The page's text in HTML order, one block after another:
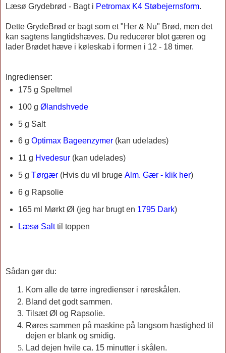
Læsø Grydebrød - Bagt i Petromax K4 Støbejernsform.
Dette GrydeBrød er bagt som et "Her & Nu" Brød, men det
kan sagtens langtidshæves. Du reducerer blot gæren og
lader Brødet hæve i køleskab i formen i 12 - 18 timer.
Ingredienser:
175 g Speltmel
100 g Ølandshvede
5 g Salt
6 g Optimax Bageenzymer(kan udelades)
11 g Hvedesur(kan udelades)
5 g Tørgær (Hvis du vil bruge Alm. Gær - klik her)
6 g Rapsolie
165 ml Mørkt Øl (jeg har brugt en 1795 Dark)
Læsø Salttil toppen
Sådan gør du:
Kom alle de tørre ingredienser i røreskålen.
Bland det godt sammen.
Tilsæt Øl og Rapsolie.
Røres sammen på maskine på langsom hastighed til
dejen er blank og smidig.
Lad dejen hvile ca. 15 minutter i skålen.